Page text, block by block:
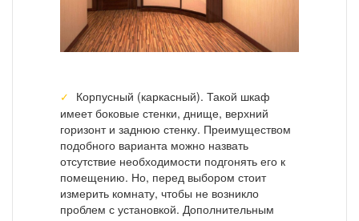
Корпусный (каркасный). Такой шкаф
имеет боковые стенки, днище, верхний
горизонт и заднюю стенку. Преимуществом
подобного варианта можно назвать
отсутствие необходимости подгонять его к
помещению. Но, перед выбором стоит
измерить комнату, чтобы не возникло
проблем с установкой. Дополнительным